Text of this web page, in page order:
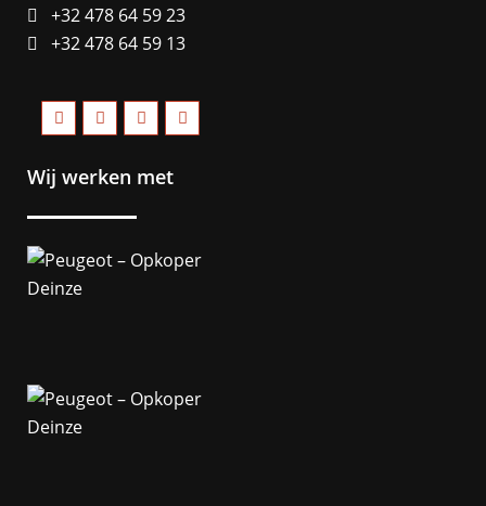
+32 478 64 59 23
+32 478 64 59 13
Wij werken met